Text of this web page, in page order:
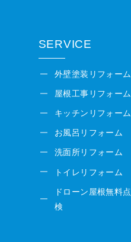
SERVICE
外壁塗装リフォーム
屋根工事リフォーム
キッチンリフォーム
お風呂リフォーム
洗面所リフォーム
トイレリフォーム
ドローン屋根無料点
検